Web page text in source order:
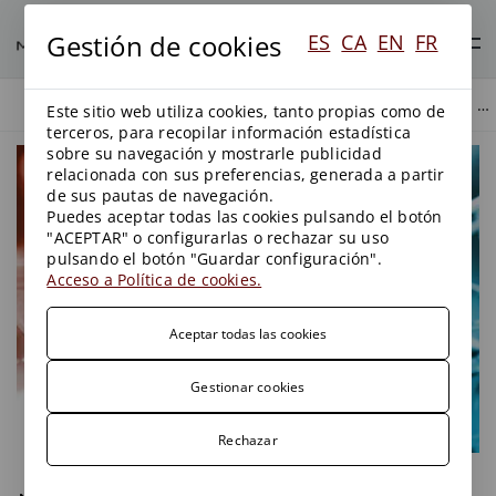
BLOG AGUAS NUEVAS OBLIGACIONES DE RESPONSABILIDAD AMPLIADA PARA LA INDUSTRIA FARMACÉUTICA Y DE COSMÉTICOS SOBRE EL TRATAMIENTO DE LAS AGUAS RESIDUALES URBANAS
Gestión de cookies ES CA EN FR
Este sitio web utiliza cookies, tanto propias como de
terceros, para recopilar información estadística
sobre su navegación y mostrarle publicidad
relacionada con sus preferencias, generada a partir
de sus pautas de navegación.
Puedes aceptar todas las cookies pulsando el botón
"ACEPTAR" o configurarlas o rechazar su uso
pulsando el botón "Guardar configuración".
Acceso a Política de cookies.
Aceptar todas las cookies
Gestionar cookies
Rechazar